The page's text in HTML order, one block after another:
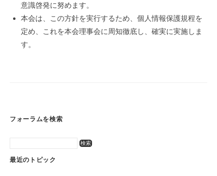
意識啓発に努めます。
本会は、この方針を実行するため、個人情報保護規程を
定め、これを本会理事会に周知徹底し、確実に実施しま
す。
フォーラムを検索
最近のトピック